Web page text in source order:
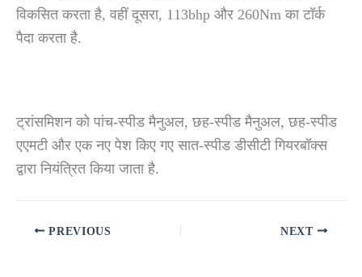
विकसित करता है, वहीं दूसरा, 113bhp और 260Nm का टॉर्क
पैदा करता है.
ट्रांसमिशन को पांच-स्पीड मैनुअल, छह-स्पीड मैनुअल, छह-स्पीड
एएमटी और एक नए पेश किए गए सात-स्पीड डीसीटी गियरबॉक्स
द्वारा नियंत्रित किया जाता है.
PREVIOUS NEXT